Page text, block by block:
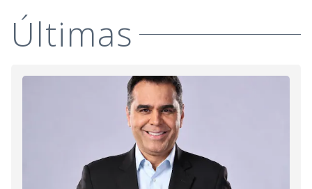
i
d
e
o
Últimas